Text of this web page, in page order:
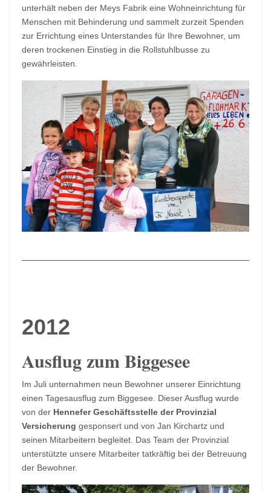
unterhält neben der Meys Fabrik eine Wohneinrichtung für
Menschen mit Behinderung und sammelt zurzeit Spenden
zur Errichtung eines Unterstandes für Ihre Bewohner, um
deren trockenen Einstieg in die Rollstuhlbusse zu
gewährleisten.
2012
Ausflug zum Biggesee
Im Juli unternahmen neun Bewohner unserer Einrichtung
einen Tagesausflug zum Biggesee. Dieser Ausflug wurde
von der Hennefer Geschäftsstelle der Provinzial
Versicherung gesponsert und von Jan Kirchartz und
seinen Mitarbeitern begleitet. Das Team der Provinzial
unterstützte unsere Mitarbeiter tatkräftig bei der Betreuung
der Bewohner.